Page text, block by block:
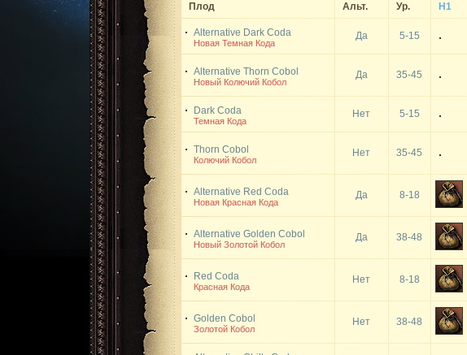
Плод Альт. Ур. Н1
Alternative Dark Coda
Новая Темная Кода
Да 5-15
Alternative Thorn Cobol
Новый Колючий Кобол
Да 35-45
Dark Coda
Темная Кода
Нет 5-15
Thorn Cobol
Колючий Кобол
Нет 35-45
Alternative Red Coda
Новая Красная Кода
Да 8-18
Alternative Golden Cobol
Новый Золотой Кобол
Да 38-48
Red Coda
Красная Кода
Нет 8-18
Golden Cobol
Золотой Кобол
Нет 38-48